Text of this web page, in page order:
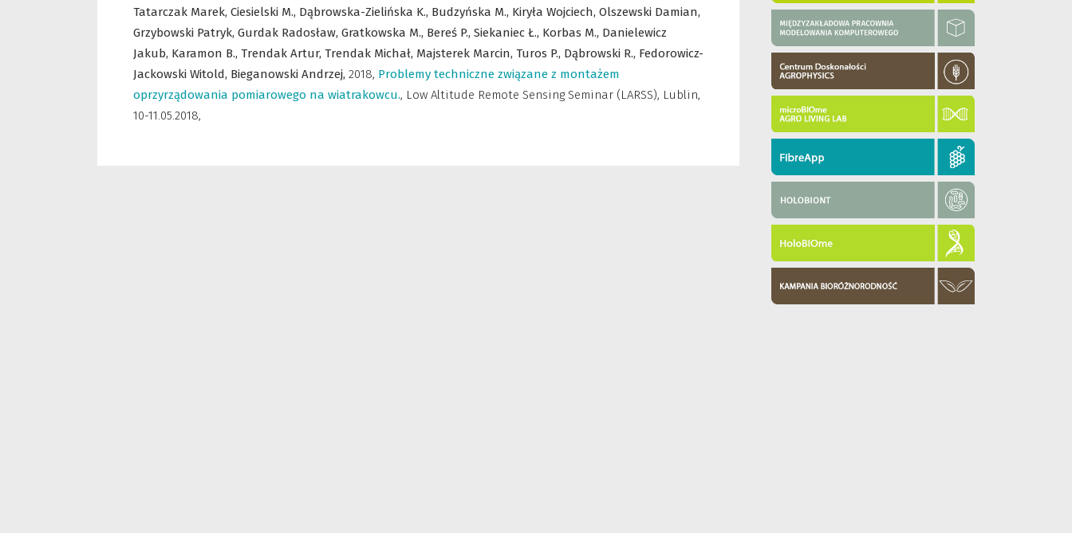
Tatarczak Marek, Ciesielski M., Dąbrowska-Zielińska K., Budzyńska M., Kiryła Wojciech, Olszewski Damian,
Grzybowski Patryk, Gurdak Radosław, Gratkowska M., Bereś P., Siekaniec Ł., Korbas M., Danielewicz
Jakub, Karamon B., Trendak Artur, Trendak Michał, Majsterek Marcin, Turos P., Dąbrowski R., Fedorowicz-
Jackowski Witold, Bieganowski Andrzej, 2018, Problemy techniczne związane z montażem
oprzyrządowania pomiarowego na wiatrakowcu., Low Altitude Remote Sensing Seminar (LARSS), Lublin,
10-11.05.2018,